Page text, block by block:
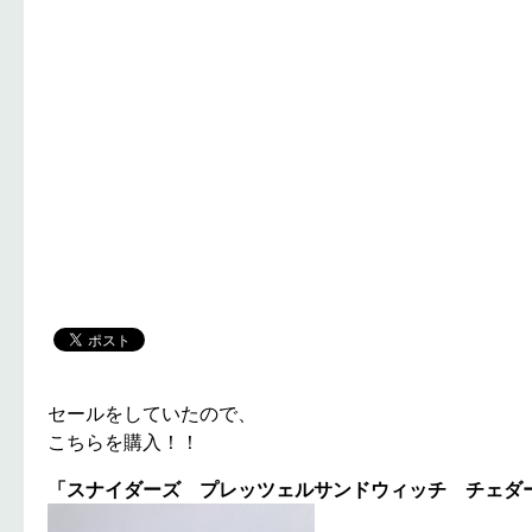
セールをしていたので、
こちらを購入！！
「スナイダーズ プレッツェルサンドウィッチ チェダ